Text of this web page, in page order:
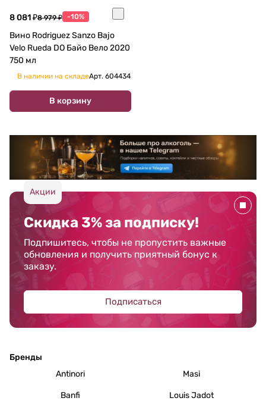
8 081 ₽8 979 ₽ -10%
Вино Rodriguez Sanzo Bajo
Velo Rueda DO Байо Вело 2020
750 мл
В наличии на складеАрт. 604434
В корзину
Акции
Скидка 3% за подписку!
Подпишитесь, чтобы не пропустить важные
обновления и получить приятный бонус к
заказу.
Подписаться
Бренды
Antinori
Masi
Banfi Louis Jadot